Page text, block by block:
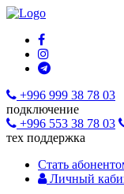
+996 999 38 78 03
подключение
+996 553 38 78 03
тех поддержка
Стать
Личный